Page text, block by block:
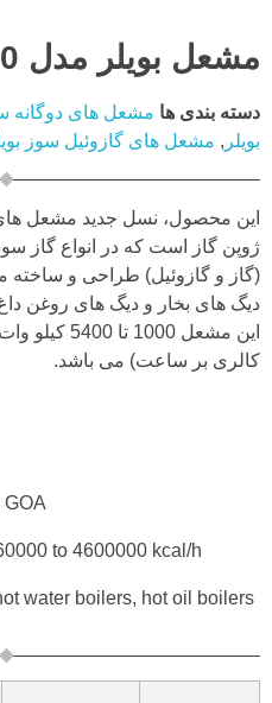
مشعل بویلر مدل BGB5400
دسته بندی ها مشعل های دوگانه
بویلر , مشعل های گازوئیل سوز
این محصول، نسل جدید مشعل
ژوپن گاز است که در انواع گاز
(گاز و گازوئیل) طراحی و
دیگ های بخار و دیگ های روغن
کالری بر ساعت) می باشد.
to 4600000 kcal/h
water boilers, hot oil boilers